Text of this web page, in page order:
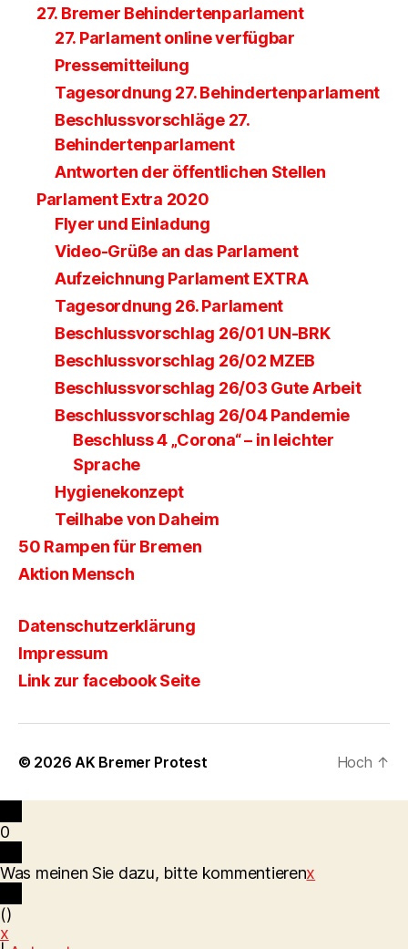
27. Bremer Behindertenparlament
27. Parlament online verfügbar
Pressemitteilung
Tagesordnung 27. Behindertenparlament
Beschlussvorschläge 27.
Behindertenparlament
Antworten der öffentlichen Stellen
Parlament Extra 2020
Flyer und Einladung
Video-Grüße an das Parlament
Aufzeichnung Parlament EXTRA
Tagesordnung 26. Parlament
Beschlussvorschlag 26/01 UN-BRK
Beschlussvorschlag 26/02 MZEB
Beschlussvorschlag 26/03 Gute Arbeit
Beschlussvorschlag 26/04 Pandemie
Beschluss 4 „Corona“ – in leichter
Sprache
Hygienekonzept
Teilhabe von Daheim
50 Rampen für Bremen
Aktion Mensch
Datenschutzerklärung
Impressum
Link zur facebook Seite
© 2026AK Bremer Protest Hoch ↑
0
Was meinen Sie dazu, bitte kommentierenx
()
x